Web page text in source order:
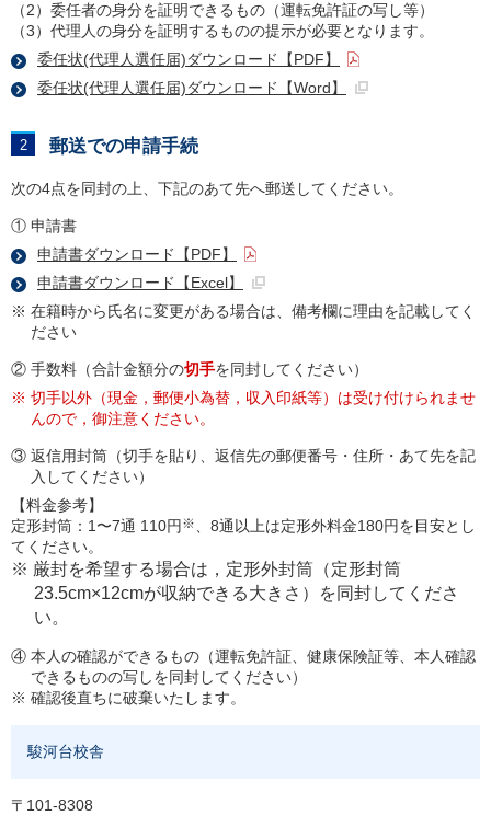
（2） 委任者の身分を証明できるもの（運転免許証の写し等）
（3） 代理人の身分を証明するものの提示が必要となります。
委任状(代理人選任届)ダウンロード【PDF】
委任状(代理人選任届)ダウンロード【Word】
郵送での申請手続
次の4点を同封の上、下記のあて先へ郵送してください。
① 申請書
申請書ダウンロード【PDF】
申請書ダウンロード【Excel】
※ 在籍時から氏名に変更がある場合は、備考欄に理由を記載してく
ださい
② 手数料（合計金額分の切手を同封してください）
※ 切手以外（現金，郵便小為替，収入印紙等）は受け付けられませ
んので，御注意ください。
③ 返信用封筒（切手を貼り、返信先の郵便番号・住所・あて先を記
入してください）
【料金参考】
定形封筒：1〜7通 110円 ※
、8通以上は定形外料金180円を目安とし
てください。
※ 厳封を希望する場合は，定形外封筒（定形封筒
23.5cm×12cmが収納できる大きさ）を同封してくださ
い。
④ 本人の確認ができるもの（運転免許証、健康保険証等、本人確認
できるものの写しを同封してください）
※ 確認後直ちに破棄いたします。
駿河台校舎
〒101-8308